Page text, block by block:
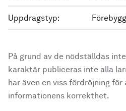
Uppdragstyp:
På grund av de nödställdas
karaktär publiceras inte alla
har även en viss fördröjning
informationens korrekthet.